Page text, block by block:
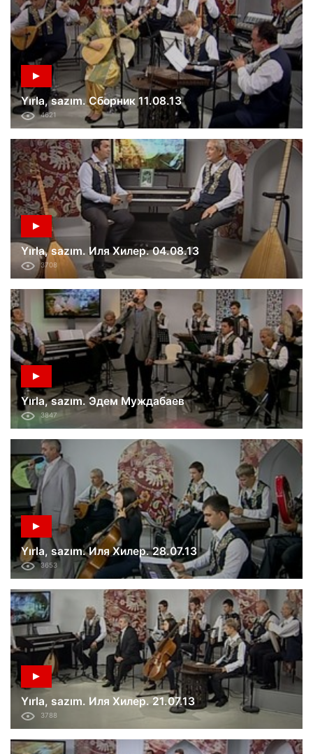
Yırla, sazım. Сборник 11.08.13
4621
Yırla, sazım. Иля Хилер. 04.08.13
3708
Yırla, sazım. Эдем Муждабаев
3847
Yırla, sazım. Иля Хилер. 28.07.13
3653
Yırla, sazım. Иля Хилер. 21.07.13
3788